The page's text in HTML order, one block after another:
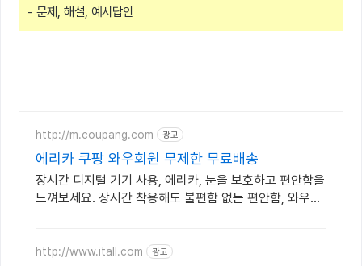
- 문제, 해설, 예시답안
http://m.coupang.com 광고
에리카 쿠팡 와우회원 무제한 무료배송
장시간 디지털 기기 사용, 에리카, 눈을 보호하고 편안함을
느껴보세요. 장시간 착용해도 불편함 없는 편안함, 와우회
http://www.itall.com 광고